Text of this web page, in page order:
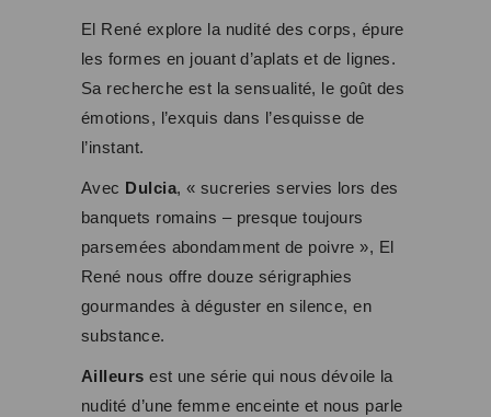
El René explore la nudité des corps, épure
les formes en jouant d’aplats et de lignes.
Sa recherche est la sensualité, le goût des
émotions, l’exquis dans l’esquisse de
l’instant.
Avec Dulcia, « sucreries servies lors des
banquets romains – presque toujours
parsemées abondamment de poivre », El
René nous offre douze sérigraphies
gourmandes à déguster en silence, en
substance.
Ailleurs est une série qui nous dévoile la
nudité d’une femme enceinte et nous parle